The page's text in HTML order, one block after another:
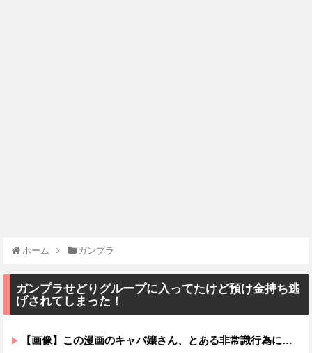
ホーム ガンプラ
ガンプラせどりグループに入ってたけど預け金持ち逃
げされてしまった！
【画像】この漫画のキャバ嬢さん、とある非常識行為により太客を逃してしまうwww